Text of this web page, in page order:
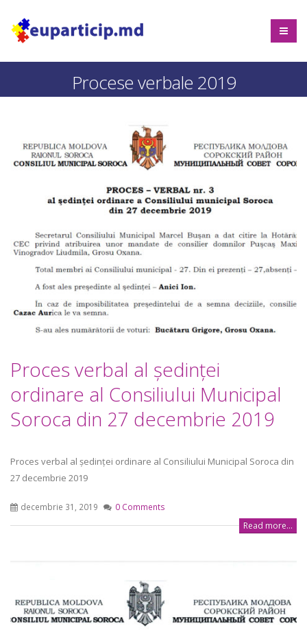
Procese verbale 2019
Proces verbal al ședinței
ordinare al Consiliului Municipal
Soroca din 27 decembrie 2019
Proces verbal al ședinței ordinare al Consiliului Municipal Soroca din
27 decembrie 2019
decembrie 31, 2019 0 Comments
Read more...